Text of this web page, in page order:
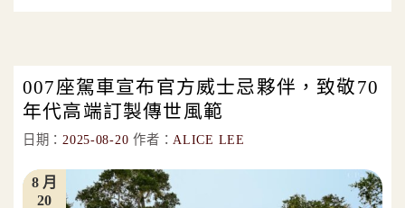
007座駕車宣布官方威士忌夥伴，致敬70
年代高端訂製傳世風範
日期： 2025-08-20 作者： ALICE LEE
20
8 月